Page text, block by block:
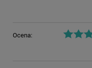
Ocena: